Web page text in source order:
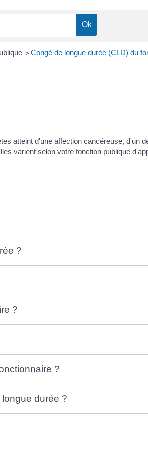
> Congé de longue durée (CLD) du
atteint d'une affection cancéreuse, d'un
varient selon votre fonction publique
?
?
?
durée ?